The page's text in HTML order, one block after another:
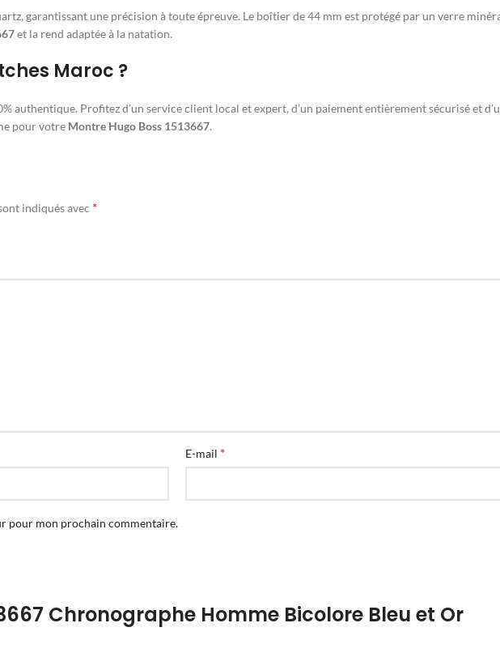
garantissant une précision à toute épreuve. Le boîtier de 44 mm est protégé par un verre
et la rend adaptée à la natation.
Maroc ?
authentique. Profitez d’un service client local et expert, d’un paiement entièrement sécurisé et
pour votre Montre Hugo Boss 1513667.
Chronographe Homme Bicolore Bleu et Or
indiqués avec *
E-mail *
pour mon prochain commentaire.